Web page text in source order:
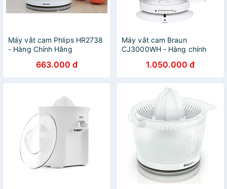
Máy vắt cam Phlips HR2738
- Hàng Chính Hãng
663.000 đ
Máy vắt cam Braun
CJ3000WH - Hàng chính
1.050.000 đ